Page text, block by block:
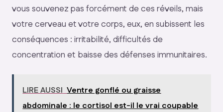
vous souvenez pas forcément de ces réveils, mais
votre cerveau et votre corps, eux, en subissent les
conséquences : irritabilité, difficultés de
concentration et baisse des défenses immunitaires.
LIRE AUSSI Ventre gonflé ou graisse
abdominale : le cortisol est-il le vrai coupable